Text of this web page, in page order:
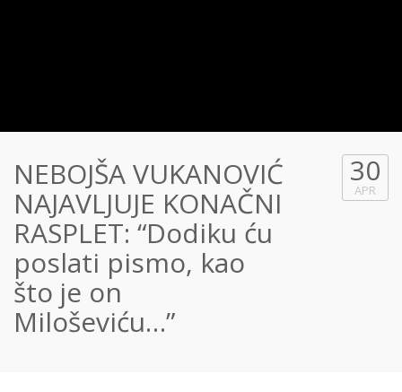
NEBOJŠA VUKANOVIĆ
NAJAVLJUJE KONAČNI
RASPLET: “Dodiku ću
poslati pismo, kao
što je on
Miloševiću…”
30
APR